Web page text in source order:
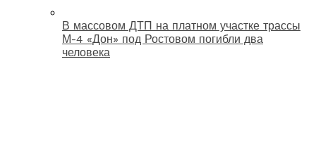
В массовом ДТП на платном участке трассы
М-4 «Дон» под Ростовом погибли два
человека